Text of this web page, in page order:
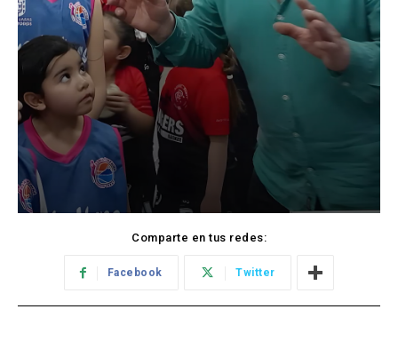
Comparte en tus redes:
Facebook Twitter